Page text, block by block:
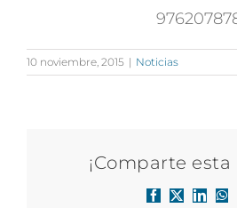
10 noviembre, 2015 | Noticias
¡Comparte esta
Facebook
X